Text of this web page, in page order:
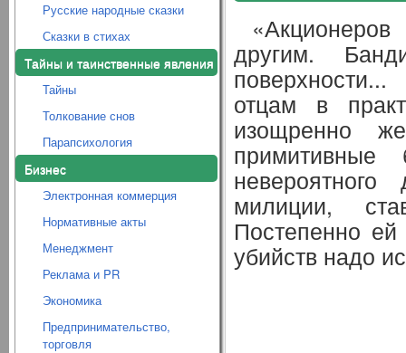
Русские народные сказки
Сказки в стихах
Тайны и таинственные явления
Тайны
Толкование снов
Парапсихология
Бизнес
Электронная коммерция
Нормативные акты
Менеджмент
Реклама и PR
Экономика
Предпринимательство,
торговля
другим.
отцам в
изощренно
примитивные
милиции,
Постепенно
убийств надо